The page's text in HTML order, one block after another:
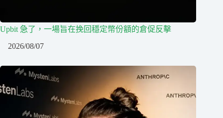
Upbit 急了，一場旨在挽回穩定幣份額的倉促反擊
2026/08/07